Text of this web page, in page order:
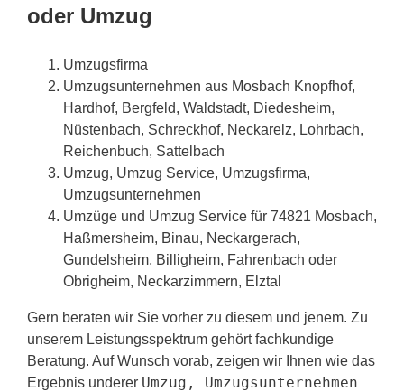
oder Umzug
Umzugsfirma
Umzugsunternehmen aus Mosbach Knopfhof,
Hardhof, Bergfeld, Waldstadt, Diedesheim,
Nüstenbach, Schreckhof, Neckarelz, Lohrbach,
Reichenbuch, Sattelbach
Umzug, Umzug Service, Umzugsfirma,
Umzugsunternehmen
Umzüge und Umzug Service für 74821 Mosbach,
Haßmersheim, Binau, Neckargerach,
Gundelsheim, Billigheim, Fahrenbach oder
Obrigheim, Neckarzimmern, Elztal
Gern beraten wir Sie vorher zu diesem und jenem. Zu
unserem Leistungsspektrum gehört fachkundige
Beratung. Auf Wunsch vorab, zeigen wir Ihnen wie das
Ergebnis underer Umzug, Umzugsunternehmen